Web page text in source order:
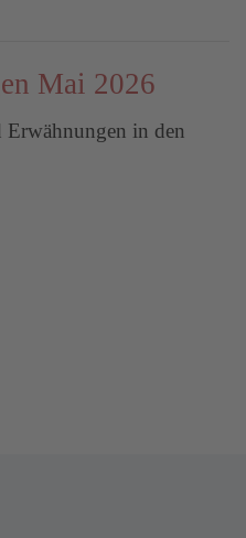
Mai 2026
Erwähnungen in den